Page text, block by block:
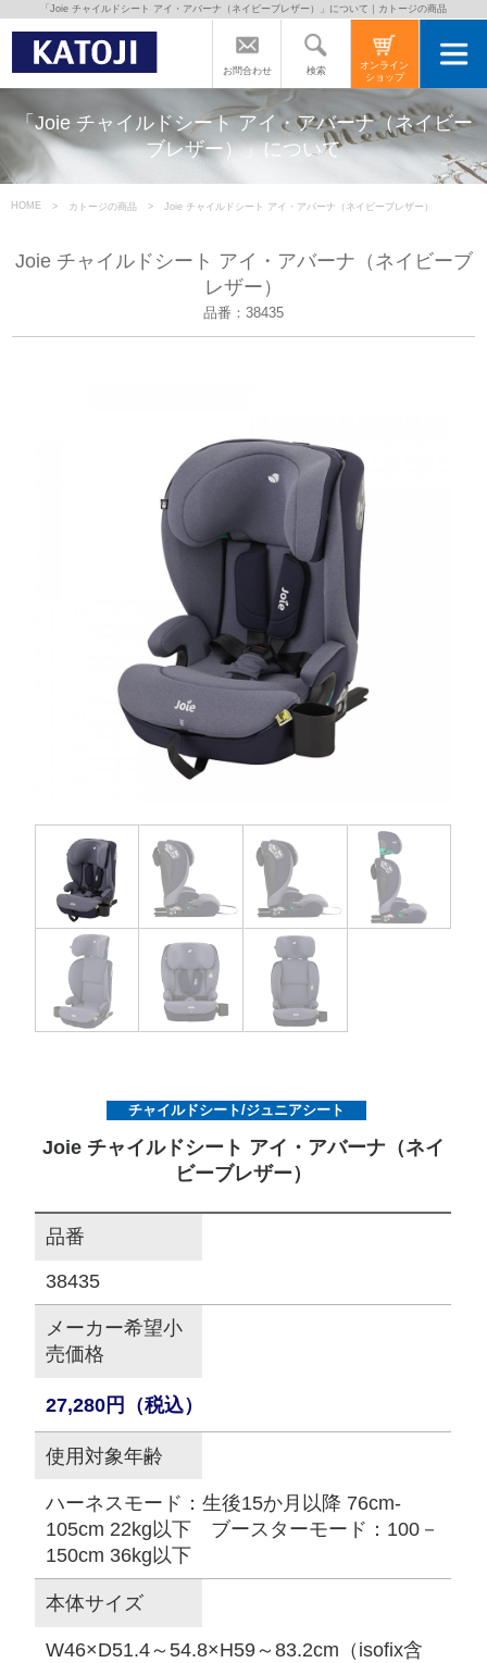
トップページ
カトージの商品
よくあるご質問
会社案内
お問い合わせ
お知らせ
チャイルドシートユーザー登録
ママコラボ
このサイトについて
プライバシーポリシー
サイトマップ
オフィシャルInstagram
お問合わせ 検索
オンライン
ショップ
「Joie チャイルドシート アイ・アバーナ（ネイビーブレザー）」について｜カトージの商品
「Joie チャイルドシート アイ・アバーナ（ネイビー
ブレザー）」について
HOME カトージの商品 Joie チャイルドシート アイ・アバーナ（ネイビーブレザー）
Joie チャイルドシート アイ・アバーナ（ネイビーブ
レザー）
品番：38435
チャイルドシート/ジュニアシート
Joie チャイルドシート アイ・アバーナ（ネイ
ビーブレザー）
品番
38435
メーカー希望小
売価格
27,280円（税込）
使用対象年齢
ハーネスモード：生後15か月以降 76cm-
105cm 22kg以下 ブースターモード：100－
150cm 36kg以下
本体サイズ
W46×D51.4～54.8×H59～83.2cm（isofix含